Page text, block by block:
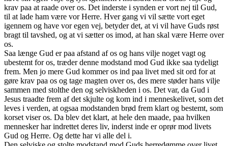
krav paa at raade over os. Det inderste i synden er vort nej til Gud,
til at lade ham være vor Herre. Hver gang vi vil sætte vort eget
igennem og have vor egen vej, betyder det, at vi vil have Guds røst
bragt til tavshed, og at vi sætter os imod, at han skal være Herre over
os.
Saa længe Gud er paa afstand af os og hans vilje noget vagt og
ubestemt for os, træder denne modstand mod Gud ikke saa tydeligt
frem. Men jo mere Gud kommer os ind paa livet med sit ord for at
gøre krav paa os og tage magten over os, des mere støder hans vilje
sammen med stolthe den og selviskheden i os. Det var, da Gud i
Jesus traadte frem af det skjulte og kom ind i menneskelivet, som det
leves i verden, at ogsaa modstanden brød frem klart og bestemt, som
korset viser os. Da blev det klart, at hele den maade, paa hvilken
mennesker har indrettet deres liv, inderst inde er oprør mod livets
Gud og Herre. Og dette har vi alle del i.